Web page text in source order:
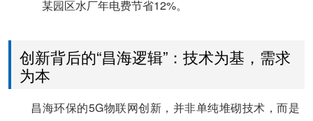
某园区水厂年电费节省12%。
创新背后的“昌海逻辑”：技术为基，需求
为本
昌海环保的5G物联网创新，并非单纯堆砌技术，而是